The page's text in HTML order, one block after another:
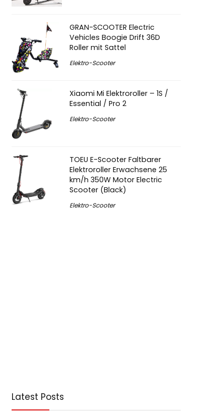
GRAN-SCOOTER Electric
Vehicles Boogie Drift 36D
Roller mit Sattel
Elektro-Scooter
Xiaomi Mi Elektroroller – 1S /
Essential / Pro 2
Elektro-Scooter
TOEU E-Scooter Faltbarer
Elektroroller Erwachsene 25
km/h 350W Motor Electric
Scooter (Black)
Elektro-Scooter
Latest Posts